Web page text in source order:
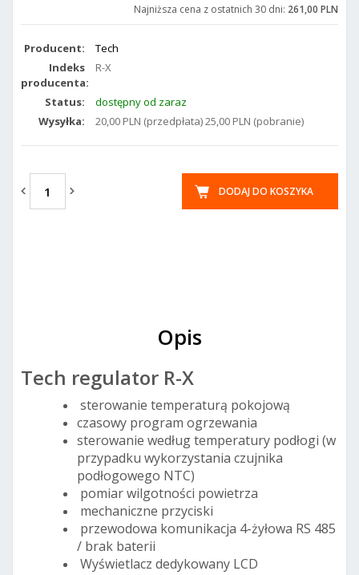
Najniższa cena z ostatnich 30 dni: 261,00 PLN
Producent:
Tech
Indeks
producenta:
R-X
Status:
dostępny od zaraz
Wysyłka:
20,00 PLN (przedpłata) 25,00 PLN (pobranie)
DODAJ DO KOSZYKA
Opis
Tech regulator R-X
sterowanie temperaturą pokojową
czasowy program ogrzewania
sterowanie według temperatury podłogi (w
przypadku wykorzystania czujnika
podłogowego NTC)
pomiar wilgotności powietrza
mechaniczne przyciski
przewodowa komunikacja 4-żyłowa RS 485
/ brak baterii
Wyświetlacz dedykowany LCD